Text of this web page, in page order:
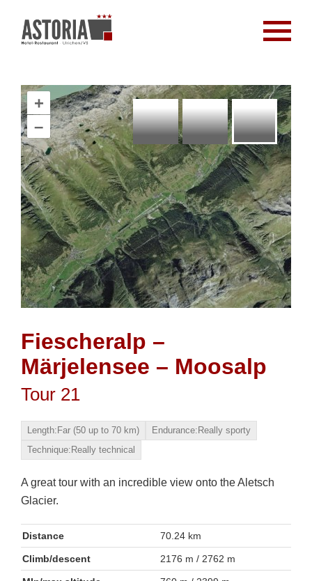
+
+
+
+
+
+
+
+
+
+
+
+
+
+
+
+
+
+
+
+
+
+
+
+
+
+
+
+
+
+
+
+
+
+
+
+
+
+
+
+
+
+
+
+
+
+
+
+
+
+